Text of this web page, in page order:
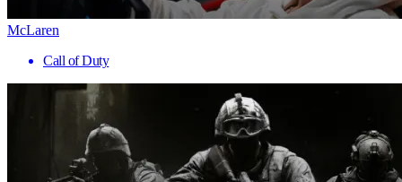
McLaren
Call of Duty